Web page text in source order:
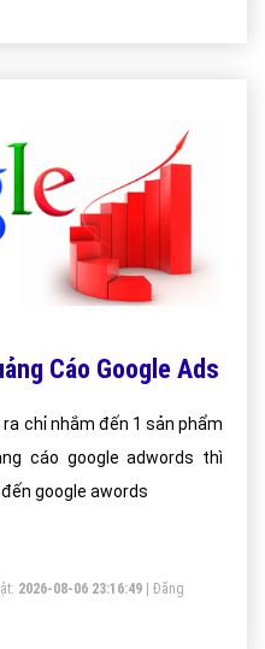
Cáo Google Ads
chỉ nhắm đến 1 sản phẩm
cáo google adwords thì
google awords
2026-08-06 23:16:49
Đăng